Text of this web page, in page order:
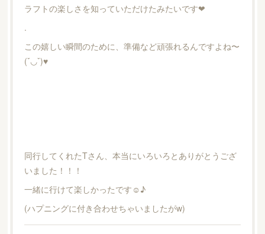
ラフトの楽しさを知っていただけたみたいです❤︎
.
この嬉しい瞬間のために、準備など頑張れるんですよね〜
(ˇ◡ˇ)♥
同行してくれたTさん、本当にいろいろとありがとうござ
いました！！！
一緒に行けて楽しかったです☺︎♪
(ハプニングに付き合わせちゃいましたがw)